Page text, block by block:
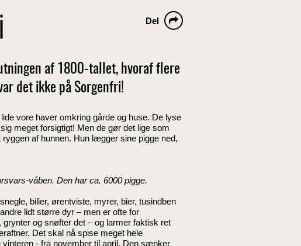
Del
af 1800-tallet, hvoraf flere
det ikke på Sorgenfri!
vore haver omkring gårde og huse. De lyse
meget forsigtigt! Men de gør det lige som
af hunnen. Hun lægger sine pigge ned,
våben. Den har ca. 6000 pigge.
biller, ørentviste, myrer, bier, tusindben
lidt større dyr – men er ofte for
og snøfter det – og larmer faktisk ret
Det skal nå spise meget hele
- fra november til april. Den sænker